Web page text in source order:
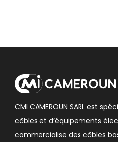
CMI CAMEROUN SARL est
câbles et d’équipements
commercialise des câbles